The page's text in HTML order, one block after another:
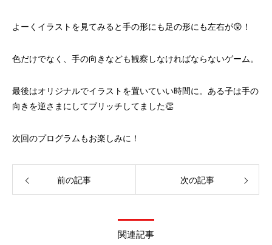
よーくイラストを見てみると手の形にも足の形にも左右が😲！
色だけでなく、手の向きなども観察しなければならないゲーム。
最後はオリジナルでイラストを置いていい時間に。ある子は手の
向きを逆さまにしてブリッチしてました👏
次回のプログラムもお楽しみに！
前の記事 次の記事
関連記事